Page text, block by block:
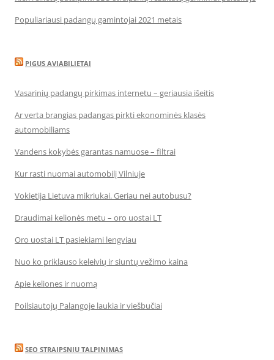
Populiariausi padangų gamintojai 2021 metais
PIGUS AVIABILIETAI
Vasarinių padangų pirkimas internetu – geriausia išeitis
Ar verta brangias padangas pirkti ekonominės klasės
automobiliams
Vandens kokybės garantas namuose – filtrai
Kur rasti nuomai automobilį Vilniuje
Vokietija Lietuva mikriukai. Geriau nei autobusu?
Draudimai kelionės metu – oro uostai LT
Oro uostai LT pasiekiami lengviau
Nuo ko priklauso keleivių ir siuntų vežimo kaina
Apie keliones ir nuomą
Poilsiautojų Palangoje laukia ir viešbučiai
SEO STRAIPSNIU TALPINIMAS